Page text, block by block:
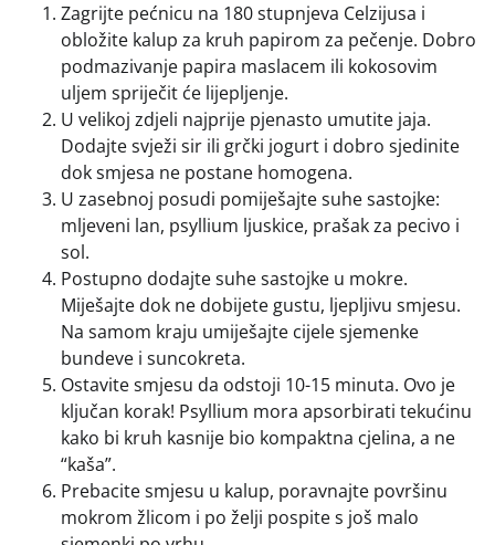
Zagrijte pećnicu na 180 stupnjeva Celzijusa i
obložite kalup za kruh papirom za pečenje. Dobro
podmazivanje papira maslacem ili kokosovim
uljem spriječit će lijepljenje.
U velikoj zdjeli najprije pjenasto umutite jaja.
Dodajte svježi sir ili grčki jogurt i dobro sjedinite
dok smjesa ne postane homogena.
U zasebnoj posudi pomiješajte suhe sastojke:
mljeveni lan, psyllium ljuskice, prašak za pecivo i
sol.
Postupno dodajte suhe sastojke u mokre.
Miješajte dok ne dobijete gustu, ljepljivu smjesu.
Na samom kraju umiješajte cijele sjemenke
bundeve i suncokreta.
Ostavite smjesu da odstoji 10-15 minuta. Ovo je
ključan korak! Psyllium mora apsorbirati tekućinu
kako bi kruh kasnije bio kompaktna cjelina, a ne
“kaša”.
Prebacite smjesu u kalup, poravnajte površinu
mokrom žlicom i po želji pospite s još malo